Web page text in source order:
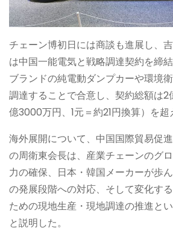
チェーン博初日には商談も進展し、
は中国一能電気と戦略調達契約を締
ブランドの純電動ダンプカーや環境
調達することで合意し、契約総額は
億3000万円、1元＝約21円換算）を超
海外展開について、中国国際貿易促
の周衛東会長は、産業チェーンのグ
力の確保、日本・韓国メーカーが歩
の発展段階への対応、そして変化す
ための現地生産・現地調達の推進と
と説明した。